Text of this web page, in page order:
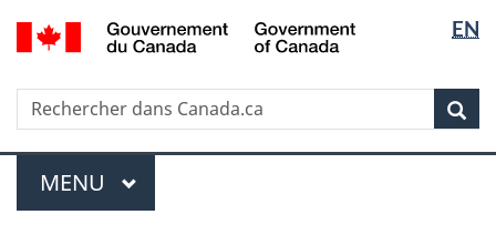
Passer
au
principal
Passer
à
sujet
du
gouvernement »
Passer
à
version
HTML
simplifiée
la
langue
EN
Rechercher
Rechercher
dans
Canada.ca
Menu
MENU PRINCIPAL